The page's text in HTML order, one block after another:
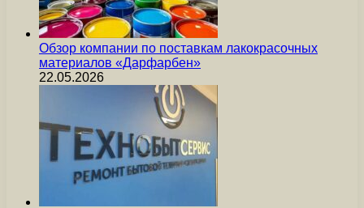
Обзор компании по поставкам лакокрасочных
материалов «Дарфарбен»
22.05.2026